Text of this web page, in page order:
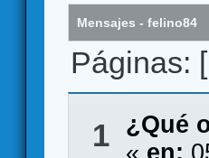
Mensajes - felino84
Páginas: [
1 ¿Qué
« en: